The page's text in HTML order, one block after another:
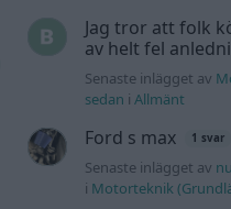
Jag tror att folk
av helt fel
Senaste inlägget av
sedan i Allmänt
Ford s max 1 svar
Senaste inlägget av
i Motorteknik